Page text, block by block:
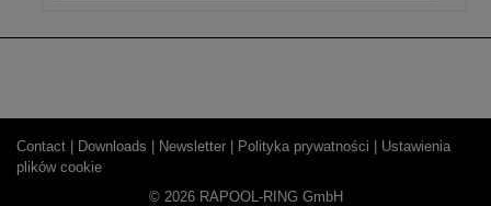
Contact | Downloads | Newsletter | Polityka prywatności | Ustawienia
plików cookie
© 2026 RAPOOL-RING GmbH